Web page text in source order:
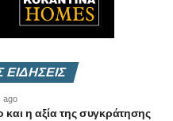
ΕΙΔΗΣΕΙΣ
ago
και η αξία της συγκράτησης